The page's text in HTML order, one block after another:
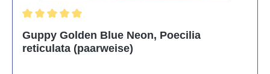
Guppy Golden Blue Neon, Poecilia
reticulata (paarweise)